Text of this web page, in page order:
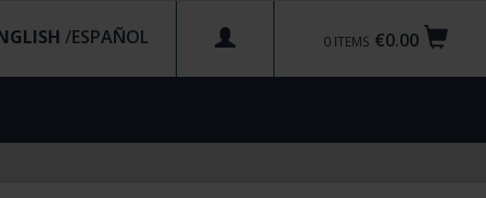
€0.00
0 ITEMS
/